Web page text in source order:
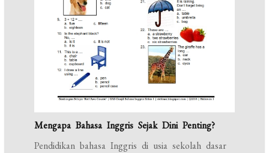
Mengapa Bahasa Inggris Sejak Dini Penting?
Pendidikan bahasa Inggris di usia sekolah dasar